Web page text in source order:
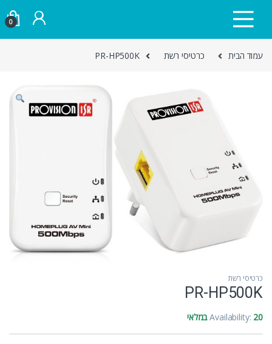
0
עמוד הבית כרטיסי רשת PR-HP500K
כרטיסי רשת
PR-HP500K
Availability: 20 במלאי